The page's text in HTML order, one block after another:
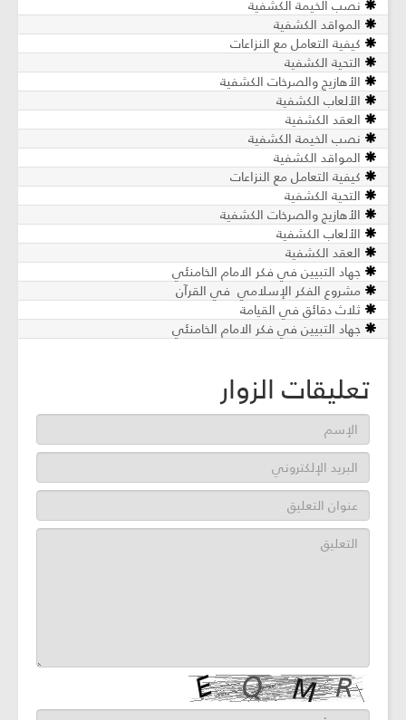
نصب الخيمة الكشفية
المواقد الكشفية
كيفية التعامل مع النزاعات
التحية الكشفية
الأهازيج والصرخات الكشفية
الألعاب الكشفية
العقد الكشفية
نصب الخيمة الكشفية
المواقد الكشفية
كيفية التعامل مع النزاعات
التحية الكشفية
الأهازيج والصرخات الكشفية
الألعاب الكشفية
العقد الكشفية
جهاد التبيين في فكر الامام الخامنئي
مشروع الفكر الإسلامي في القرآن
ثلاث دقائق في القيامة
جهاد التبيين في فكر الامام الخامنئي
تعليقات الزوار